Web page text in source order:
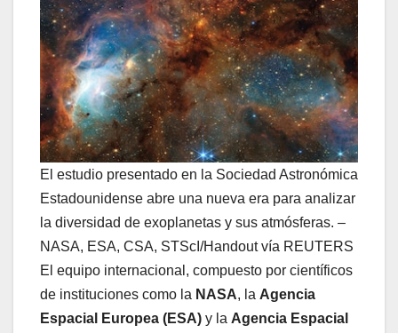
El estudio presentado en la Sociedad Astronómica
Estadounidense abre una nueva era para analizar
la diversidad de exoplanetas y sus atmósferas. –
NASA, ESA, CSA, STScI/Handout vía REUTERS
El equipo internacional, compuesto por científicos
de instituciones como la NASA, la Agencia
Espacial Europea (ESA) y la Agencia Espacial